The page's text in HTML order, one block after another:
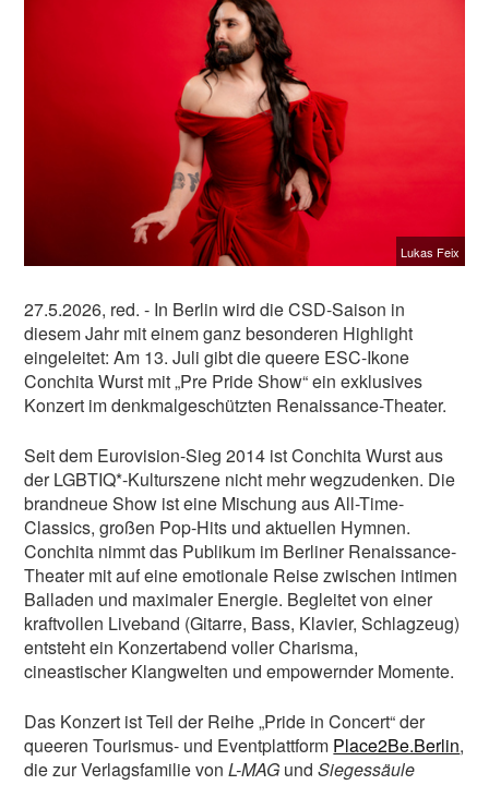
Lukas Feix
27.5.2026, red. - In Berlin wird die CSD-Saison in
diesem Jahr mit einem ganz besonderen Highlight
eingeleitet: Am 13. Juli gibt die queere ESC-Ikone
Conchita Wurst mit „Pre Pride Show“ ein exklusives
Konzert im denkmalgeschützten Renaissance-Theater.
Seit dem Eurovision-Sieg 2014 ist Conchita Wurst aus
der LGBTIQ*-Kulturszene nicht mehr wegzudenken. Die
brandneue Show ist eine Mischung aus All-Time-
Classics, großen Pop-Hits und aktuellen Hymnen.
Conchita nimmt das Publikum im Berliner Renaissance-
Theater mit auf eine emotionale Reise zwischen intimen
Balladen und maximaler Energie. Begleitet von einer
kraftvollen Liveband (Gitarre, Bass, Klavier, Schlagzeug)
entsteht ein Konzertabend voller Charisma,
cineastischer Klangwelten und empowernder Momente.
Das Konzert ist Teil der Reihe „Pride in Concert“ der
queeren Tourismus- und Eventplattform Place2Be.Berlin,
die zur Verlagsfamilie vonL-MAG undSiegessäule